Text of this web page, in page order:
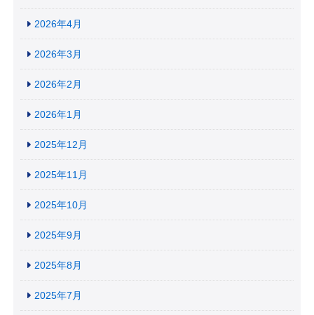
2026年4月
2026年3月
2026年2月
2026年1月
2025年12月
2025年11月
2025年10月
2025年9月
2025年8月
2025年7月